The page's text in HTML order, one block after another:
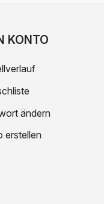
KONTO
ändern
erstellen